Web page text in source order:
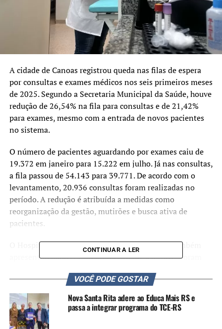
A cidade de Canoas registrou queda nas filas de espera
por consultas e exames médicos nos seis primeiros meses
de 2025. Segundo a Secretaria Municipal da Saúde, houve
redução de 26,54% na fila para consultas e de 21,42%
para exames, mesmo com a entrada de novos pacientes
no sistema.
O número de pacientes aguardando por exames caiu de
19.372 em janeiro para 15.222 em julho. Já nas consultas,
a fila passou de 54.143 para 39.771. De acordo com o
levantamento, 20.936 consultas foram realizadas no
período. A redução é atribuída a medidas como
reorganização da gestão, mutirões e busca ativa de
pacientes.
O Hospital Nossa Senhora das Graças (HNSG) também
apresentou dados de atendimento no semestre. Foram
junho, com destaque para 33.146 atendimentos de
emergência, 11.832 consultas ambulatoriais, 6.671
cirurgias, 52,2 mil exames de imagem e mais de 100 mil
exames laboratoriais.
CONTINUAR A LER
VOCÊ PODE GOSTAR
Nova Santa Rita adere ao Educa Mais RS e
passa a integrar programa do TCE-RS